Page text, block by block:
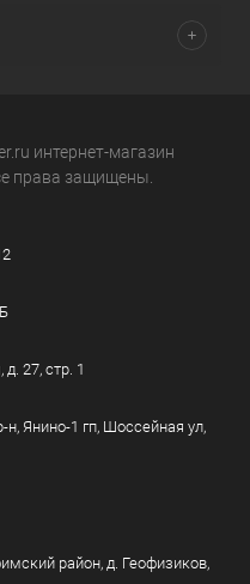
интернет-магазин
права защищены.
27, стр. 1
Янино-1 гп, Шоссейная ул,
район, д. Геофизиков,